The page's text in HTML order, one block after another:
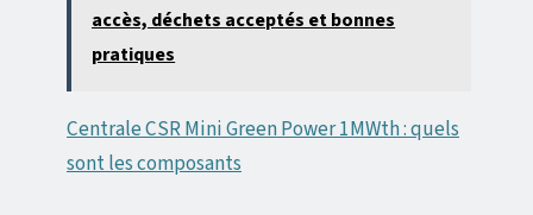
accès, déchets acceptés et bonnes
pratiques
Centrale CSR Mini Green Power 1MWth : quels
sont les composants